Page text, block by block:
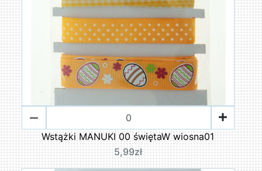
Wstążki MANUKI 00 świętaW wiosna01
5,99zł